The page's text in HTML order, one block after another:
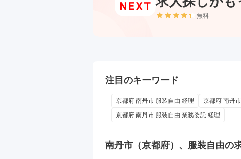
無料
注目のキーワード
京都府 南丹市 服装自由 経理 京都府 南丹
京都府 南丹市 服装自由 業務委託 経理
南丹市（京都府）、服装自由の